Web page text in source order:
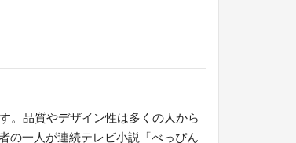
。品質やデザイン性は多くの人から
の一人が連続テレビ小説「べっぴん